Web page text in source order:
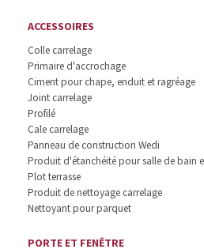
ACCESSOIRES
Colle carrelage
Primaire d'accrochage
Ciment pour chape, enduit et ragréage
Joint carrelage
Profilé
Cale carrelage
Panneau de construction Wedi
Produit d'étanchéité pour salle de bain
Plot terrasse
Produit de nettoyage carrelage
Nettoyant pour parquet
PORTE ET FENÊTRE